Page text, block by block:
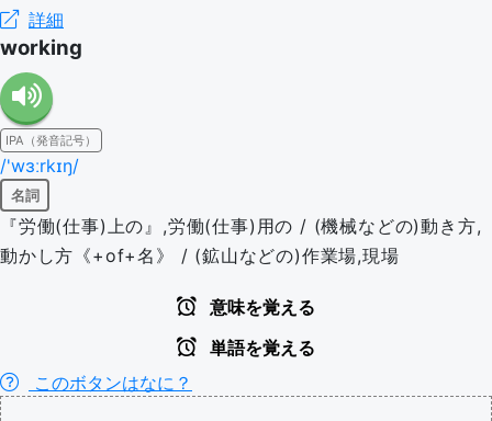
詳細
working
IPA（発音記号）
/'wɜːrkɪŋ/
名詞
『労働(仕事)上の』,労働(仕事)用の / (機械などの)動き方,
動かし方《+of+名》 / (鉱山などの)作業場,現場
意味を覚える
単語を覚える
このボタンはなに？